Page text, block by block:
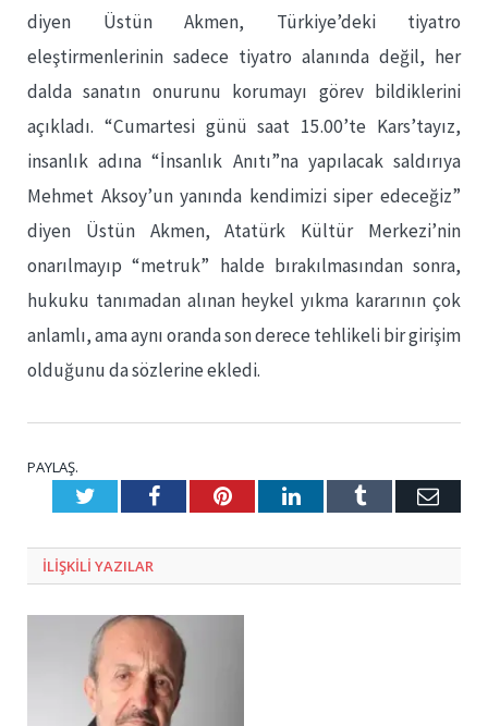
diyen Üstün Akmen, Türkiye’deki tiyatro
eleştirmenlerinin sadece tiyatro alanında değil, her
dalda sanatın onurunu korumayı görev bildiklerini
açıkladı. “Cumartesi günü saat 15.00’te Kars’tayız,
insanlık adına “İnsanlık Anıtı”na yapılacak saldırıya
Mehmet Aksoy’un yanında kendimizi siper edeceğiz”
diyen Üstün Akmen, Atatürk Kültür Merkezi’nin
onarılmayıp “metruk” halde bırakılmasından sonra,
hukuku tanımadan alınan heykel yıkma kararının çok
anlamlı, ama aynı oranda son derece tehlikeli bir girişim
olduğunu da sözlerine ekledi.
PAYLAŞ.
TwitterFacebookPinterestLinkedInTumblr E-
ILIŞKILI YAZILAR